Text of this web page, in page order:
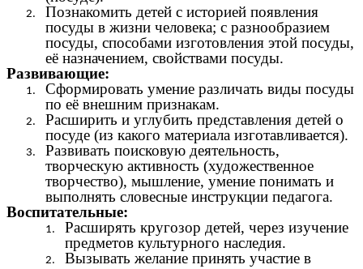
Познакомить детей с историей появления
посуды в жизни человека; с разнообразием
посуды, способами изготовления этой посуды,
её назначением, свойствами посуды.
Развивающие:
Сформировать умение различать виды посуды
по её внешним признакам.
Расширить и углубить представления детей о
посуде (из какого материала изготавливается).
Развивать поисковую деятельность,
творческую активность (художественное
творчество), мышление, умение понимать и
выполнять словесные инструкции педагога.
Воспитательные:
Расширять кругозор детей, через изучение
предметов культурного наследия.
Вызывать желание принять участие в